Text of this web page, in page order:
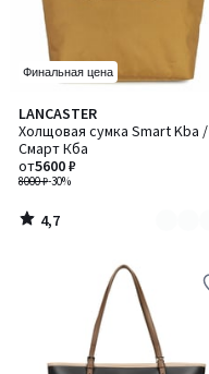
Финальная цена
LANCASTER
Холщовая сумка Smart Kba /
Смарт Кба
8000 ₽-30%
от5600 ₽
4,7
/ 5
Количество
цветов:
2
4,7
/